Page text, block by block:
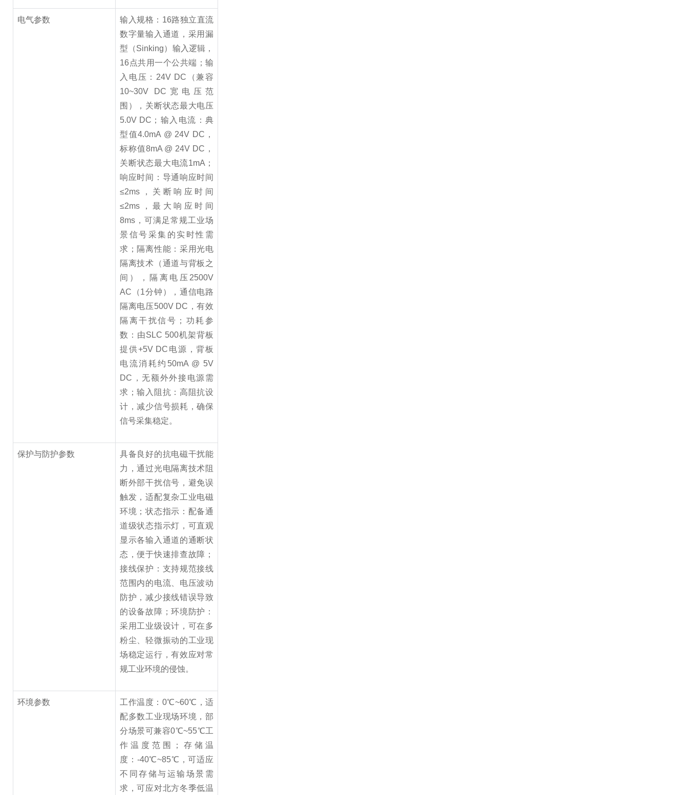
电气参数
输入规格：16路独立直流
数字量输入通道，采用漏
型（Sinking）输入逻辑，
16点共用一个公共端；输
入电压：24V DC（兼容
10~30V DC宽电压范
围），关断状态最大电压
5.0V DC；输入电流：典
型值4.0mA @ 24V DC，
标称值8mA @ 24V DC，
关断状态最大电流1mA；
响应时间：导通响应时间
≤2ms，关断响应时间
≤2ms，最大响应时间
8ms，可满足常规工业场
景信号采集的实时性需
求；隔离性能：采用光电
隔离技术（通道与背板之
间），隔离电压2500V
AC（1分钟），通信电路
隔离电压500V DC，有效
隔离干扰信号；功耗参
数：由SLC 500机架背板
提供+5V DC电源，背板
电流消耗约50mA @ 5V
DC，无额外外接电源需
求；输入阻抗：高阻抗设
计，减少信号损耗，确保
信号采集稳定。
保护与防护参数
具备良好的抗电磁干扰能
力，通过光电隔离技术阻
断外部干扰信号，避免误
触发，适配复杂工业电磁
环境；状态指示：配备通
道级状态指示灯，可直观
显示各输入通道的通断状
态，便于快速排查故障；
接线保护：支持规范接线
范围内的电流、电压波动
防护，减少接线错误导致
的设备故障；环境防护：
采用工业级设计，可在多
粉尘、轻微振动的工业现
场稳定运行，有效应对常
规工业环境的侵蚀。
环境参数
工作温度：0℃~60℃，适
配多数工业现场环境，部
分场景可兼容0℃~55℃工
作温度范围；存储温
度：-40℃~85℃，可适应
不同存储与运输场景需
求，可应对北方冬季低温